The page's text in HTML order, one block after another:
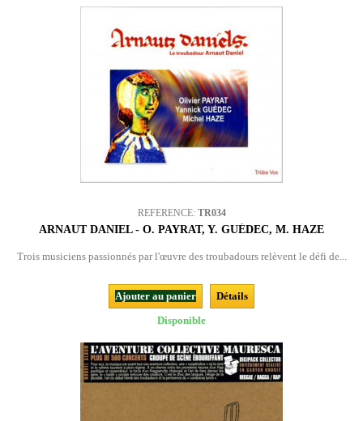
REFERENCE: TR034
ARNAUT DANIEL - O. PAYRAT, Y. GUÉDEC, M. HAZE
Trois musiciens passionnés par l'œuvre des troubadours relèvent le défi de...
Ajouter au panier
Détails
Disponible